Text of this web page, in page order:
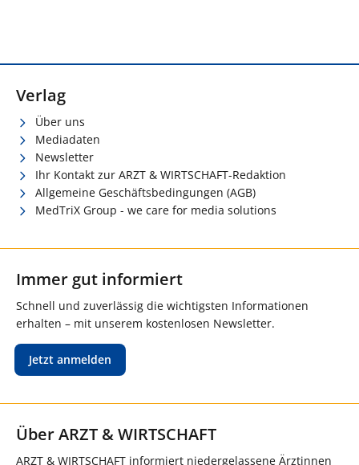
Verlag
Über uns
Mediadaten
Newsletter
Ihr Kontakt zur ARZT & WIRTSCHAFT-Redaktion
Allgemeine Geschäftsbedingungen (AGB)
MedTriX Group - we care for media solutions
Immer gut informiert
Schnell und zuverlässig die wichtigsten Informationen
erhalten – mit unserem kostenlosen Newsletter.
Jetzt anmelden
Über ARZT & WIRTSCHAFT
ARZT & WIRTSCHAFT informiert niedergelassene Ärztinnen